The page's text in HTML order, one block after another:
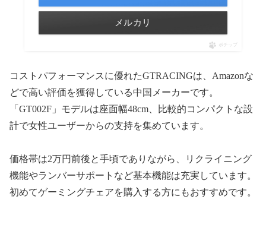
メルカリ
ポチップ
コストパフォーマンスに優れたGTRACINGは、Amazonな
どで高い評価を獲得している中国メーカーです。
「GT002F」モデルは座面幅48cm、比較的コンパクトな設
計で女性ユーザーからの支持を集めています。
価格帯は2万円前後と手頃でありながら、リクライニング
機能やランバーサポートなど基本機能は充実しています。
初めてゲーミングチェアを購入する方にもおすすめです。